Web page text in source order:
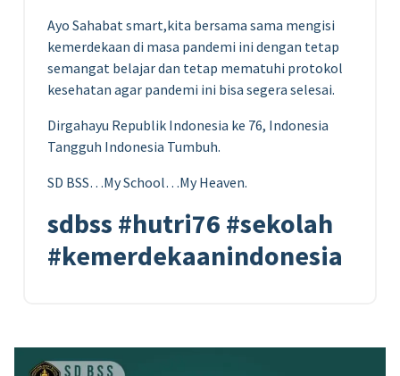
Ayo Sahabat smart,kita bersama sama mengisi
kemerdekaan di masa pandemi ini dengan tetap
semangat belajar dan tetap mematuhi protokol
kesehatan agar pandemi ini bisa segera selesai.
Dirgahayu Republik Indonesia ke 76, Indonesia
Tangguh Indonesia Tumbuh.
SD BSS…My School…My Heaven.
sdbss #hutri76 #sekolah
#kemerdekaanindonesia